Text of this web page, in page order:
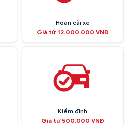
Hoán cải xe
Giá từ 12.000.000 VNĐ
Kiểm định
Giá từ 500.000 VNĐ